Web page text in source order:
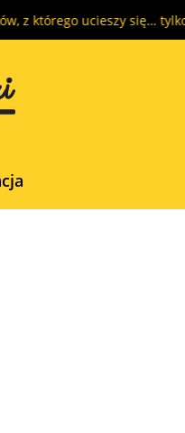
się… tylko inwestor